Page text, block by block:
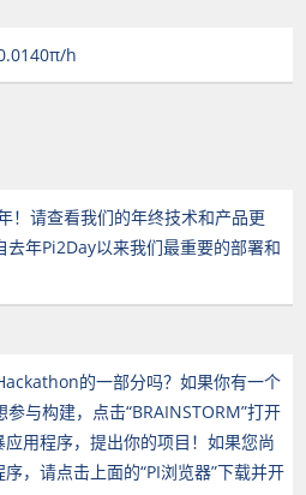
h
！请查看我们的年终技术和产品更
去年Pi2Day以来我们最重要的部署和
的一部分吗？如果你有一个
与构建，点击“BRAINSTORM”打开
用程序，提出你的项目！如果您尚
，请点击上面的“PI浏览器”下载并开